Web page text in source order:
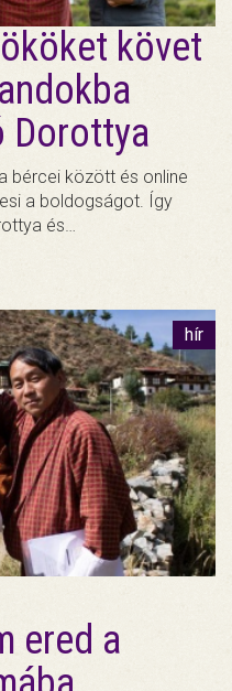
követ
Dorottya
bércei között és online
a boldogságot. Így
és…
hír
ered a